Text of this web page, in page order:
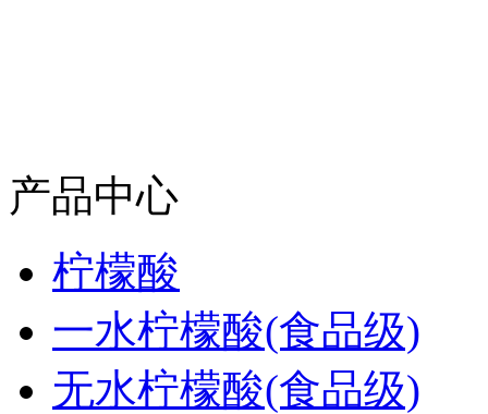
产品中心
柠檬酸
一水柠檬酸(食品级)
无水柠檬酸(食品级)